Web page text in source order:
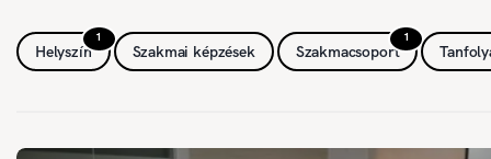
1
Helyszín Szakmai képzések
1
Szakmacsoport